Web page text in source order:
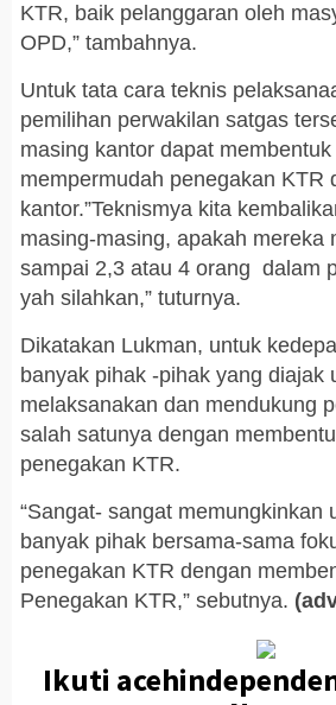
KTR, baik pelanggaran oleh
OPD,” tambahnya.
Untuk tata cara teknis
pemilihan perwakilan satgas
masing kantor dapat
mempermudah penegakan KTR
kantor.”Teknismya kita
masing-masing, apakah mereka
sampai 2,3 atau 4 orang dalam
yah silahkan,” tuturnya.
Dikatakan Lukman, untuk
banyak pihak -pihak yang diajak
melaksanakan dan mendukung
salah satunya dengan
penegakan KTR.
“Sangat- sangat memungkinkan
banyak pihak bersama-sama
penegakan KTR dengan
Penegakan KTR,” sebutnya.
Ikuti